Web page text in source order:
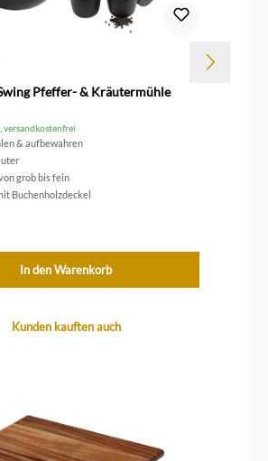
Pfeffer- & Kräutermühle
versandkostenfrei
& aufbewahren
grob bis fein
Buchenholzdeckel
In den Warenkorb
Kunden kauften auch